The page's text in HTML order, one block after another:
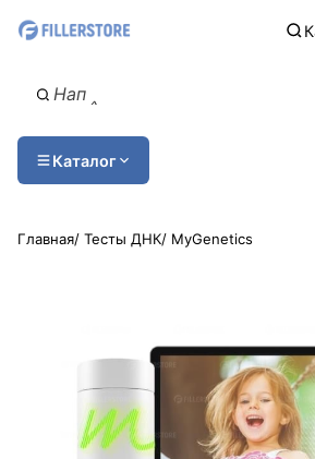
Каталог
Главная/ Тесты ДНК/ MyGenetics